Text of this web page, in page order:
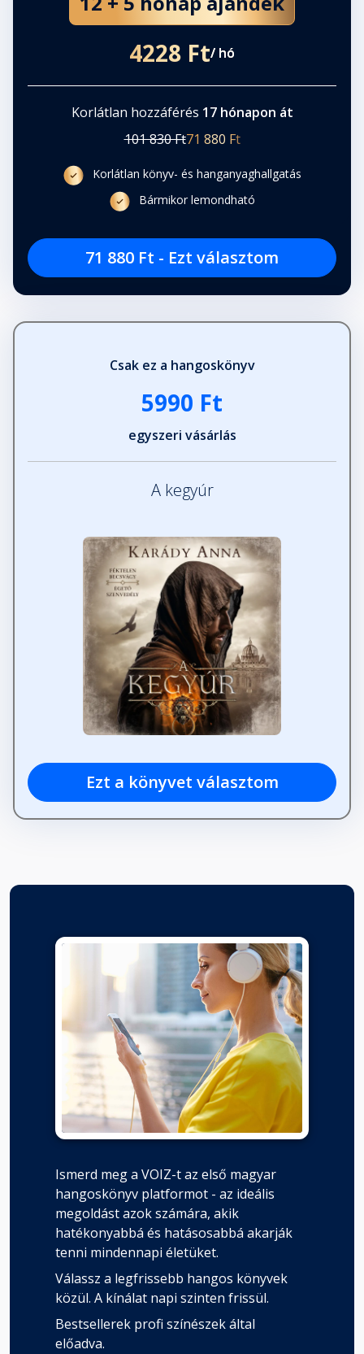
Fejezet hossza: 00:20:37
39. Eta
40. Isten hangja
Fejezet hossza: 00:12:14
41. Róma
Fejezet hossza: 00:15:17
Fejezet hossza: 00:03:13
45. Utóhang
Fejezet hossza: 00:09:11
4228 Ft/ hó
Korlátlan hozzáférés 17 hónapon át
101 830 Ft71 880 Ft
Korlátlan könyv- és hanganyaghallgatás
Bármikor lemondható
71 880 Ft - Ezt választom
Csak ez a hangoskönyv
5990 Ft
egyszeri vásárlás
A kegyúr
Ezt a könyvet választom
Ismerd meg a VOIZ-t az első magyar
hangoskönyv platformot - az ideális
megoldást azok számára, akik
hatékonyabbá és hatásosabbá akarják
tenni mindennapi életüket.
Válassz a legfrissebb hangos könyvek
közül. A kínálat napi szinten frissül.
Bestsellerek profi színészek által
előadva.